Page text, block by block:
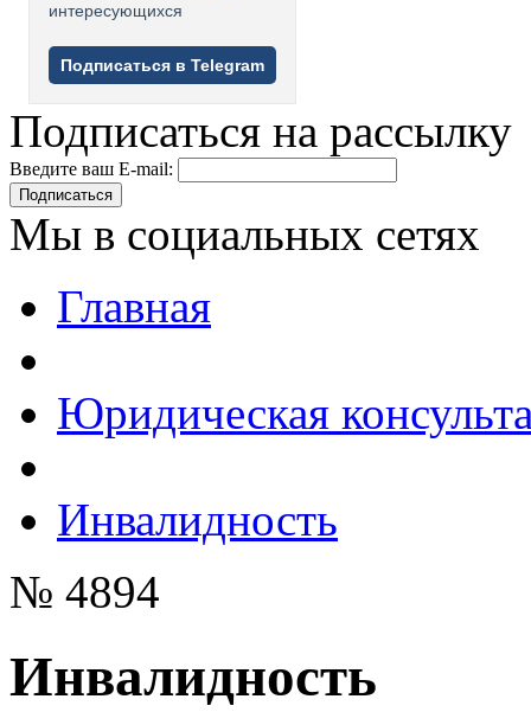
интересующихся
Подписаться в Telegram
Подписаться на рассылку
Введите ваш E-mail:
Подписаться
Мы в социальных сетях
Главная
Юридическая
Инвалидность
№ 4894
Инвалидность